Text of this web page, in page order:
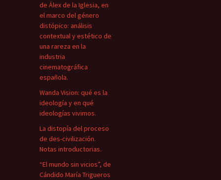
de Álex de la Iglesia, en
el marco del género
distópico: análisis
contextual y estético de
una rareza en la
industria
cinematográfica
española.
Wanda Vision: qué es la
ideología y en qué
ideologías vivimos.
La distopía del proceso
de des-civilización.
Notas introductorias.
“El mundo sin vicios”, de
Cándido María Trigueros